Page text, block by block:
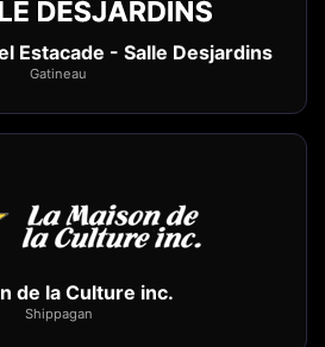
Estacade - Salle Desjardins
Gatineau
de la Culture inc.
Shippagan